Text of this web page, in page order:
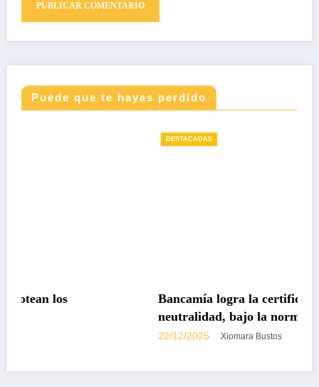
Puede que te hayas perdido
Bancamía logra la certificación carbono
neutralidad, bajo la norma internacional
Xiomara Bustos